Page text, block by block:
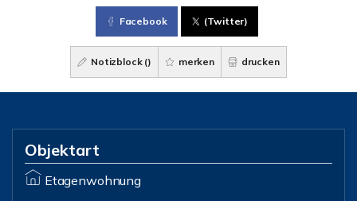
Facebook (Twitter)
Notizblock () merken drucken
Objektart
Etagenwohnung